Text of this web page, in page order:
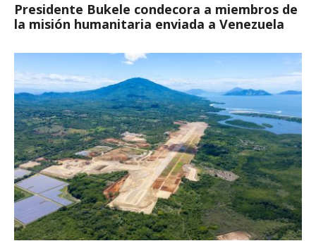
Presidente Bukele condecora a miembros de
la misión humanitaria enviada a Venezuela